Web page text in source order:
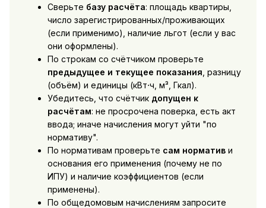
Сверьте базу расчёта: площадь квартиры,
число зарегистрированных/проживающих
(если применимо), наличие льгот (если у вас
они оформлены).
По строкам со счётчиком проверьте
предыдущее и текущее показания , разницу
(объём) и единицы (кВт⋅ч, м³, Гкал).
Убедитесь, что счётчик допущен к
расчётам: не просрочена поверка, есть акт
ввода; иначе начисления могут уйти "по
нормативу".
По нормативам проверьте сам нормативи
основания его применения (почему не по
ИПУ) и наличие коэффициентов (если
применены).
По общедомовым начислениям запросите